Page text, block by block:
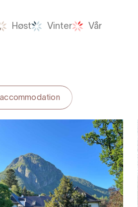
Høst Vinter Vår
accommodation